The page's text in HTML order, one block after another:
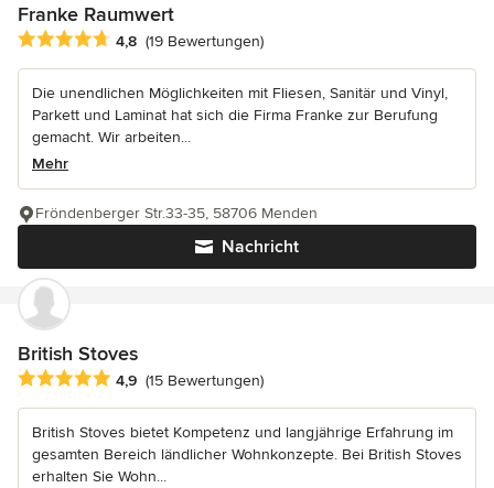
Franke Raumwert
Durchschnittliche Bewertung: 4.8 von 5 Sternen
4,8 (19 Bewertungen)
Die unendlichen Möglichkeiten mit Fliesen, Sanitär und Vinyl,
Parkett und Laminat hat sich die Firma Franke zur Berufung
gemacht. Wir arbeiten...
Mehr
Nachricht
Fröndenberger Str.33-35, 58706 Menden
British Stoves
Durchschnittliche Bewertung: 4.9 von 5 Sternen
4,9 (15 Bewertungen)
British Stoves bietet Kompetenz und langjährige Erfahrung im
gesamten Bereich ländlicher Wohnkonzepte. Bei British Stoves
erhalten Sie Wohn...